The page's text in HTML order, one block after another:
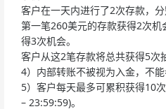
客户在一天内进行了2次存款，
第一笔260美元的存款获得2次
得3次机会。
客户从这2笔存款将总共获得5次
4）内部转账不被视为入金，不能
5）客户每天最多可累积获得10
– 23:59:59)。